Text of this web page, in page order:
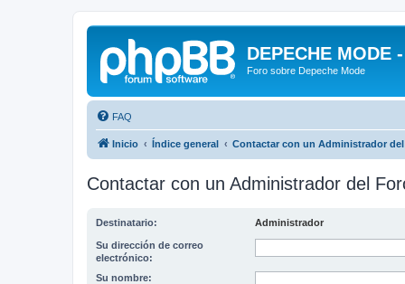
DEPECHE MODE
Foro sobre Depeche Mode
FAQ
Inicio Índice general Contactar con un Administrador
Contactar con un Administrador del
Destinatario: Administrador
Su dirección de correo
electrónico:
Su nombre: